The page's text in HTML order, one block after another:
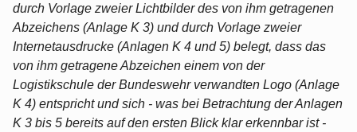
durch Vorlage zweier Lichtbilder des von ihm getragenen
Abzeichens (Anlage K 3) und durch Vorlage zweier
Internetausdrucke (Anlagen K 4 und 5) belegt, dass das
von ihm getragene Abzeichen einem von der
Logistikschule der Bundeswehr verwandten Logo (Anlage
K 4) entspricht und sich - was bei Betrachtung der Anlagen
K 3 bis 5 bereits auf den ersten Blick klar erkennbar ist -